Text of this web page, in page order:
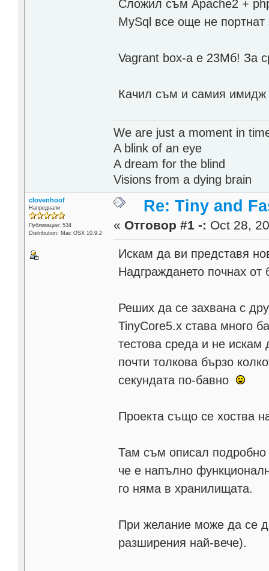
Сложил съм Apache2 +
MySql все още не
Vagrant box-а е 23Мб! За
Качил съм и самия имидж
We are just a moment in
A blink of an eye
A dream for the blind
Visions from a dying brain
clovenhoof
Напреднали
Публикации: 534
Distribution: Mac OSX 10.9.2
Re: Tiny and
« Отговор #1 -: Oct 28,
Искам да ви представя
Надграждането почнах
Реших да се захвана с
TinyCore5.x става много
тестова среда и не искам
почти толкова бързо
секундата по-бавно
Проекта също се хоства
Там съм описал подробно
че е напълно
го няма в хранилищата.
При желание може да се
разширения най-вече).